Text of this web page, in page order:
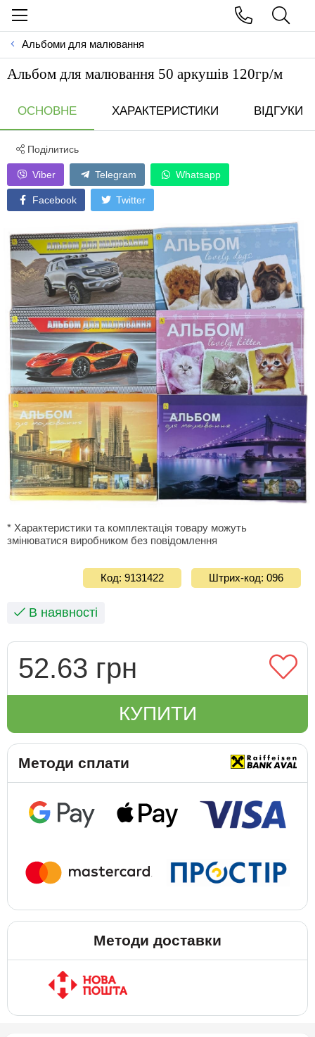
Альбоми для малювання
Альбом для малювання 50 аркушів 120гр/м
ОСНОВНЕ ХАРАКТЕРИСТИКИ ВІДГУКИ
Поділитись
Viber Telegram Whatsapp
Facebook Twitter
* Характеристики та комплектація товару можуть
змінюватися виробником без повідомлення
Код: 9131422 Штрих-код: 096
В наявності
52.63 грн
КУПИТИ
Методи сплати
Методи доставки